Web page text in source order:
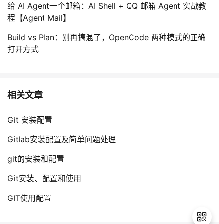
给 AI Agent一个邮箱：AI Shell + QQ 邮箱 Agent 实战教
程【Agent Mail】
Build vs Plan：别再搞混了，OpenCode 两种模式的正确
打开方式
相关文章
Git 安装配置
Gitlab安装配置及简单问题处理
git的安装和配置
Git安装、配置和使用
GIT使用配置